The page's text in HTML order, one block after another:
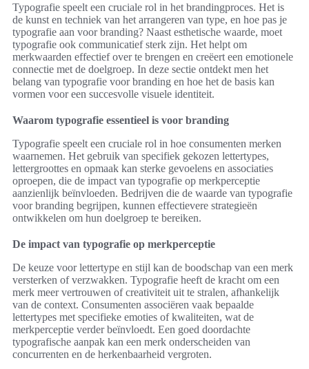
Typografie speelt een cruciale rol in het brandingproces. Het is
de kunst en techniek van het arrangeren van type, en hoe pas je
typografie aan voor branding? Naast esthetische waarde, moet
typografie ook communicatief sterk zijn. Het helpt om
merkwaarden effectief over te brengen en creëert een emotionele
connectie met de doelgroep. In deze sectie ontdekt men het
belang van typografie voor branding en hoe het de basis kan
vormen voor een succesvolle visuele identiteit.
Waarom typografie essentieel is voor branding
Typografie speelt een cruciale rol in hoe consumenten merken
waarnemen. Het gebruik van specifiek gekozen lettertypes,
lettergroottes en opmaak kan sterke gevoelens en associaties
oproepen, die de impact van typografie op merkperceptie
aanzienlijk beïnvloeden. Bedrijven die de waarde van typografie
voor branding begrijpen, kunnen effectievere strategieën
ontwikkelen om hun doelgroep te bereiken.
De impact van typografie op merkperceptie
De keuze voor lettertype en stijl kan de boodschap van een merk
versterken of verzwakken. Typografie heeft de kracht om een
merk meer vertrouwen of creativiteit uit te stralen, afhankelijk
van de context. Consumenten associëren vaak bepaalde
lettertypes met specifieke emoties of kwaliteiten, wat de
merkperceptie verder beïnvloedt. Een goed doordachte
typografische aanpak kan een merk onderscheiden van
concurrenten en de herkenbaarheid vergroten.